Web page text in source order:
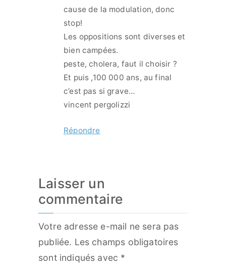
cause de la modulation, donc
stop!
Les oppositions sont diverses et
bien campées.
peste, cholera, faut il choisir ?
Et puis ,100 000 ans, au final
c’est pas si grave…
vincent pergolizzi
Répondre
Laisser un
commentaire
Votre adresse e-mail ne sera pas
publiée. Les champs obligatoires
sont indiqués avec *